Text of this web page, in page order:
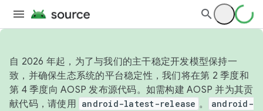
自 2026 年起，为了与我们的主干稳定开发模型保持一
致，并确保生态系统的平台稳定性，我们将在第 2 季度和
第 4 季度向 AOSP 发布源代码。如需构建 AOSP 并为其贡
献代码，请使用 android-latest-release 。
android-